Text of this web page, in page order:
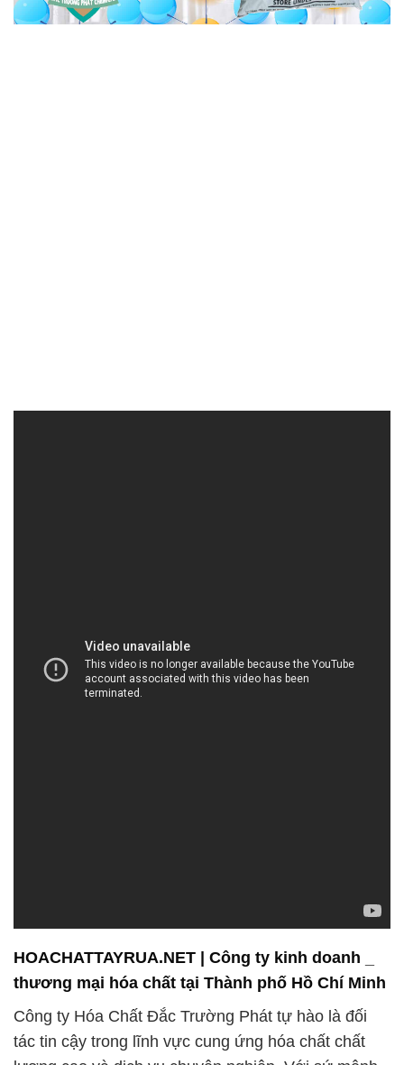
Công ty Hóa Chất Đắc Trường Phát tự hào là đối
tác tin cậy trong lĩnh vực cung ứng hóa chất chất
lượng cao và dịch vụ chuyên nghiệp. Với sứ mệnh
phục vụ và đáp ứng nhu cầu đa dạng của khách
hàng, chúng tôi tập trung vào các lĩnh vực và sản
phẩm chính sau đây: